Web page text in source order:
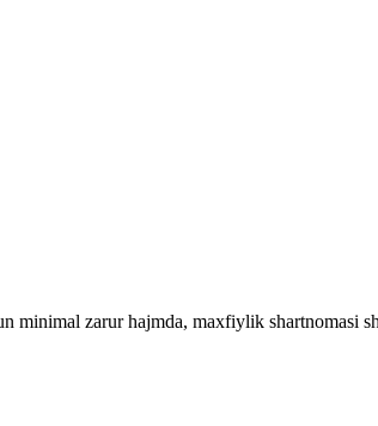
zarur hajmda, maxfiylik shartnomasi